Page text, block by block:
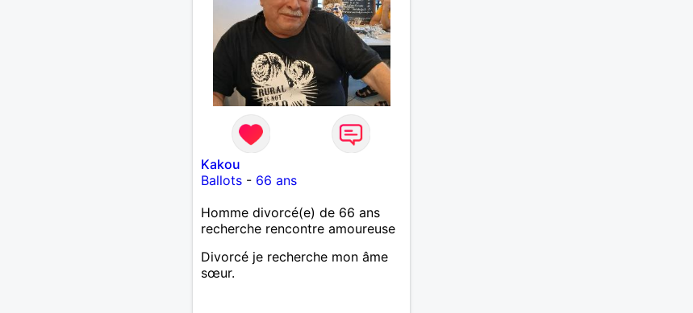
Kakou
Ballots- 66 ans
Homme divorcé(e) de 66 ans
recherche rencontre amoureuse
Divorcé je recherche mon âme
sœur.